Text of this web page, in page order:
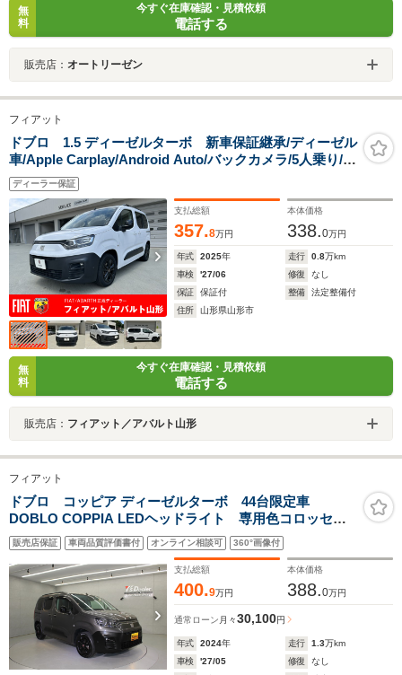
無
料
今すぐ在庫確認・見積依頼
電話する
販売店： オートリーゼン
フィアット
ドブロ 1.5 ディーゼルターボ 新車保証継承/ディーゼル
車/Apple Carplay/Android Auto/バックカメラ/5人乗り/マ
イナーチェンジ前/ETC/前後ドライブレコーダー
ディーラー保証
支払総額
357.8万円
本体価格
338.0万円
年式 2025年 走行 0.8万km
車検
'27/06 修復
なし
保証
保証付 整備
法定整備付
住所
山形県山形市
無
料
今すぐ在庫確認・見積依頼
電話する
販売店： フィアット／アバルト山形
フィアット
ドブロ コッピア ディーゼルターボ 44台限定車
DOBLO COPPIA LEDヘッドライト 専用色コロッセオ
グレー ディスプレイオーディオ バックカメラ ETC 前後
タイプドラレコ 専用エクステリアカラー 専用ブラックア
ルミホイール
販売店保証 車両品質評価書付 オンライン相談可 360°画像付
支払総額
400.9万円
本体価格
388.0万円
通常ローン 月々30,100円
年式 2024年 走行 1.3万km
車検
'27/05 修復
なし